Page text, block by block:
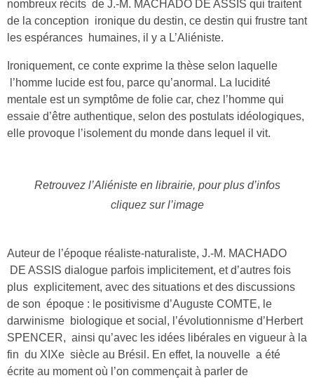
nombreux récits de J.-M. MACHADO DE ASSIS qui traitent
de la conception ironique du destin, ce destin qui frustre tant
les espérances humaines, il y a L’Aliéniste.
Ironiquement, ce conte exprime la thèse selon laquelle
l’homme lucide est fou, parce qu’anormal. La lucidité
mentale est un symptôme de folie car, chez l’homme qui
essaie d’être authentique, selon des postulats idéologiques,
elle provoque l’isolement du monde dans lequel il vit.
Retrouvez l’Aliéniste en librairie, pour plus d’infos
cliquez sur l’image
Auteur de l’époque réaliste-naturaliste, J.-M. MACHADO
DE ASSIS dialogue parfois implicitement, et d’autres fois
plus explicitement, avec des situations et des discussions
de son époque : le positivisme d’Auguste COMTE, le
darwinisme biologique et social, l’évolutionnisme d’Herbert
SPENCER, ainsi qu’avec les idées libérales en vigueur à la
fin du XIXe siècle au Brésil. En effet, la nouvelle a été
écrite au moment où l’on commençait à parler de